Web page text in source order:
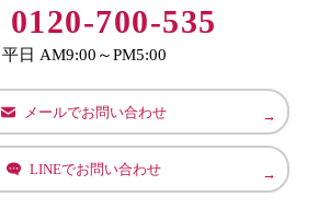
0120-700-535
平日 AM9:00～PM5:00
メールでお問い合わせ
LINEでお問い合わせ